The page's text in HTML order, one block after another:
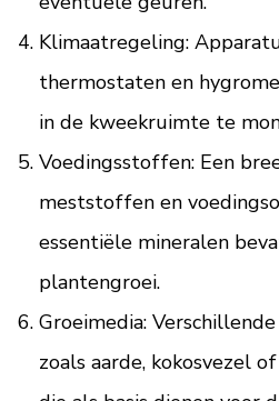
Klimaatregeling:
thermostaten en
in de kweekruimte te
Voedingsstoffen: Een
meststoffen en
essentiële mineralen
plantengroei.
Groeimedia:
zoals aarde, kokosvezel